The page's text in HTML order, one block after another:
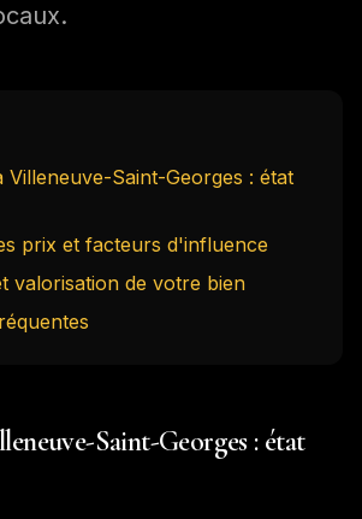
Villeneuve-Saint-Georges : état
prix et facteurs d'influence
valorisation de votre bien
Saint-Georges : état